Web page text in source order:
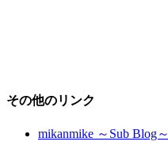
その他のリンク
mikanmike ～Sub Blog～